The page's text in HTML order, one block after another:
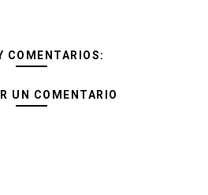
COMENTARIOS:
UN COMENTARIO